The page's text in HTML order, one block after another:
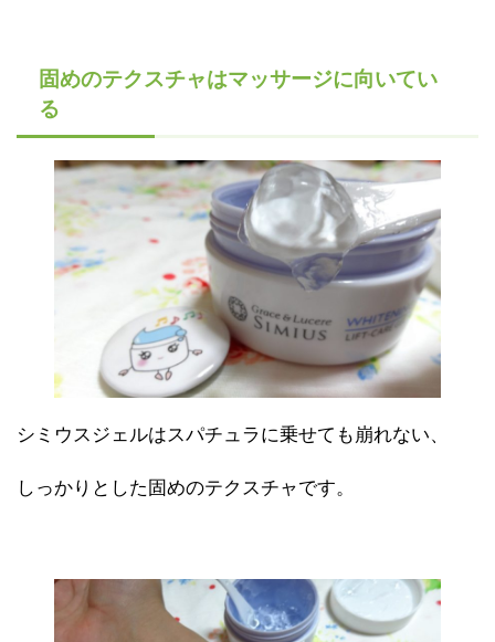
固めのテクスチャはマッサージに向いてい
る
シミウスジェルはスパチュラに乗せても崩れない、
しっかりとした固めのテクスチャです。